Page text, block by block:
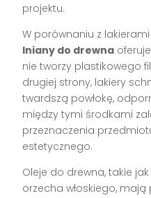
projektu.
W porównaniu z
lniany do drewna
nie tworzy plastikowego
drugiej strony, lakiery
twardszą powłokę,
między tymi środkami
przeznaczenia
estetycznego.
Oleje do drewna, takie
orzecha włoskiego,